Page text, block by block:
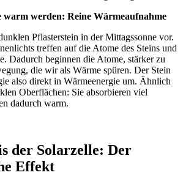
warm werden: Reine Wärmeaufnahme
Pflasterstein in der Mittagssonne vor.
treffen auf die Atome des Steins und
Dadurch beginnen die Atome, stärker zu
die wir als Wärme spüren. Der Stein
also direkt in Wärmeenergie um. Ähnlich
Oberflächen: Sie absorbieren viel
dadurch warm.
der Solarzelle: Der
Effekt